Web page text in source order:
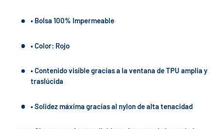
• Bolsa 100% Impermeable
• Color: Rojo
• Contenido visible gracias a la ventana de TPU amplia y
traslúcida
• Solidez máxima gracias al nylon de alta tenacidad